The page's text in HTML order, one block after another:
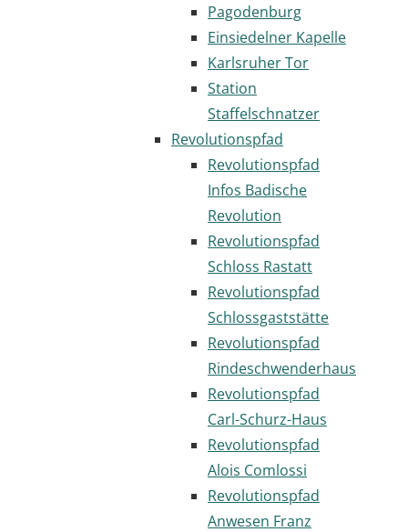
Pagodenburg
Einsiedelner Kapelle
Karlsruher Tor
Station
Staffelschnatzer
Revolutionspfad
Revolutionspfad
Infos Badische
Revolution
Revolutionspfad
Schloss Rastatt
Revolutionspfad
Schlossgaststätte
Revolutionspfad
Rindeschwenderhaus
Revolutionspfad
Carl-Schurz-Haus
Revolutionspfad
Alois Comlossi
Revolutionspfad
Anwesen Franz